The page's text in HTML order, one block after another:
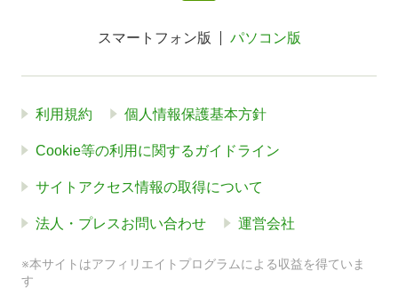
スマートフォン版 パソコン版
利用規約 個人情報保護基本方針
Cookie等の利用に関するガイドライン
サイトアクセス情報の取得について
法人・プレスお問い合わせ 運営会社
※本サイトはアフィリエイトプログラムによる収益を得ていま
す